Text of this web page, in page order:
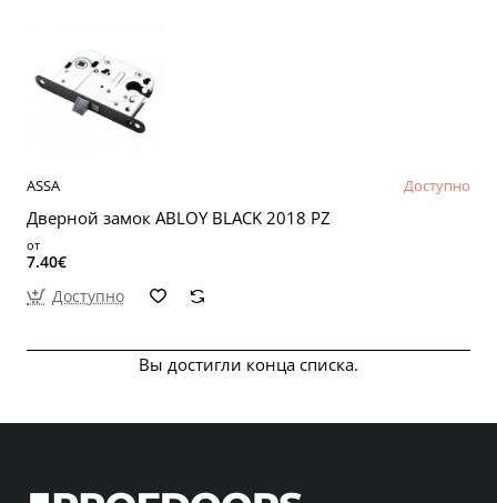
ASSA Доступно
Дверной замок ABLOY BLACK 2018 PZ
от
7.40€
Доступно
Вы достигли конца списка.